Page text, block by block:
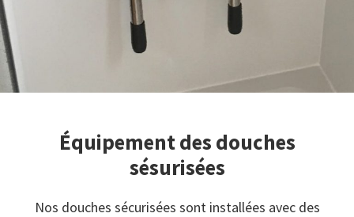
Équipement des douches
sésurisées
Nos douches sécurisées sont installées avec des